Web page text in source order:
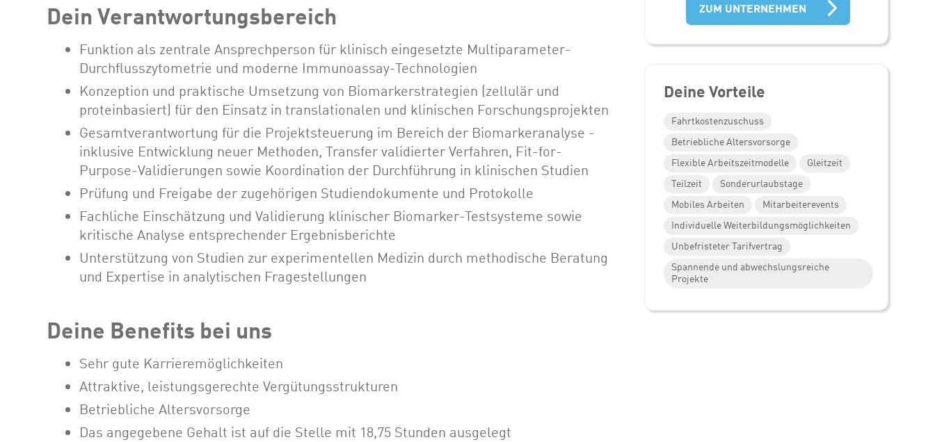
Dein Verantwortungsbereich
Funktion als zentrale Ansprechperson für klinisch eingesetzte Multiparameter-
Durchflusszytometrie und moderne Immunoassay-Technologien
Konzeption und praktische Umsetzung von Biomarkerstrategien (zellulär und
proteinbasiert) für den Einsatz in translationalen und klinischen Forschungsprojekten
Gesamtverantwortung für die Projektsteuerung im Bereich der Biomarkeranalyse -
inklusive Entwicklung neuer Methoden, Transfer validierter Verfahren, Fit-for-
Purpose-Validierungen sowie Koordination der Durchführung in klinischen Studien
Prüfung und Freigabe der zugehörigen Studiendokumente und Protokolle
Fachliche Einschätzung und Validierung klinischer Biomarker-Testsysteme sowie
kritische Analyse entsprechender Ergebnisberichte
Unterstützung von Studien zur experimentellen Medizin durch methodische Beratung
und Expertise in analytischen Fragestellungen
Deine Benefits bei uns
Sehr gute Karrieremöglichkeiten
Attraktive, leistungsgerechte Vergütungsstrukturen
Betriebliche Altersvorsorge
Das angegebene Gehalt ist auf die Stelle mit 18,75 Stunden ausgelegt
ZUM UNTERNEHMEN
Deine Vorteile
Fahrtkostenzuschuss
Betriebliche Altersvorsorge
Flexible Arbeitszeitmodelle
Gleitzeit
Teilzeit
Sonderurlaubstage
Mobiles Arbeiten
Mitarbeiterevents
Individuelle Weiterbildungsmöglichkeiten
Unbefristeter Tarifvertrag
Spannende und abwechslungsreiche
Projekte